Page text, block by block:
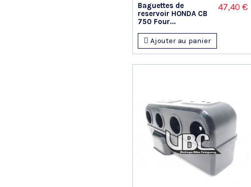
Baguettes de
reservoir HONDA CB
750 Four...
47,40 €
Ajouter au panier